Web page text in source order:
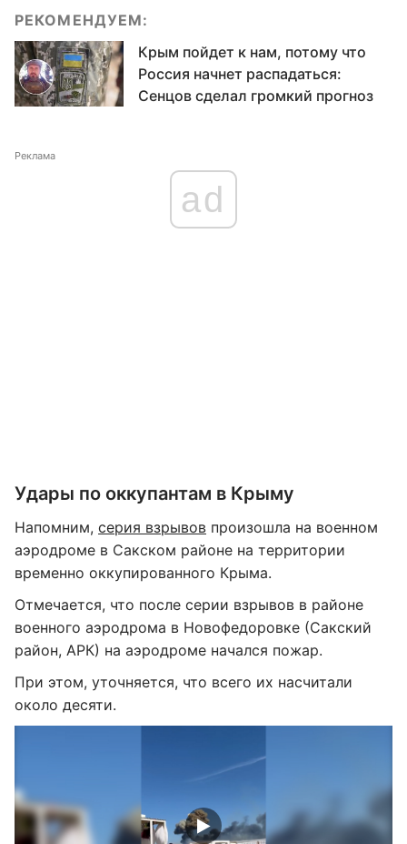
РЕКОМЕНДУЕМ:
Крым пойдет к нам, потому что
Россия начнет распадаться:
Сенцов сделал громкий прогноз
Реклама
ad
Удары по оккупантам в Крыму
Напомним, серия взрывов произошла на военном
аэродроме в Сакском районе на территории
временно оккупированного Крыма.
Отмечается, что после серии взрывов в районе
военного аэродрома в Новофедоровке (Сакский
район, АРК) на аэродроме начался пожар.
При этом, уточняется, что всего их насчитали
около десяти.